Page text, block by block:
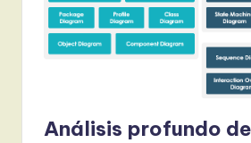
Análisis profundo